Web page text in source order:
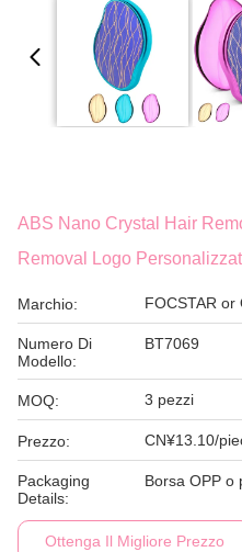
ABS Nano Crystal Hair
Removal Logo
Marchio: FOCSTAR or
Numero Di
Modello:
BT7069
MOQ: 3 pezzi
Prezzo: CN¥13.10/
Packaging
Details:
Borsa OPP o
Ottenga Il Migliore Prezzo